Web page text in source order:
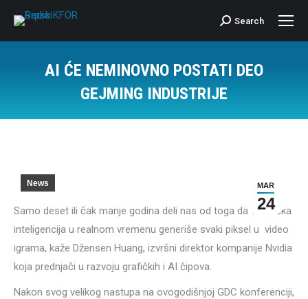
Search:
Search
AI ĆE NEMINOVNO POSTATI DEO
GEJMING INDUSTRIJE
MAR
24
News
Samo deset ili čak manje godina deli nas od toga da veštačka
inteligencija u realnom vremenu generiše svaki piksel u video
igrama, kaže Džensen Huang, izvršni direktor kompanije Nvidia
koja prednjači u razvoju grafičkih i AI čipova.
Nakon svog velikog nastupa na ovogodišnjoj GDC konferenciji,